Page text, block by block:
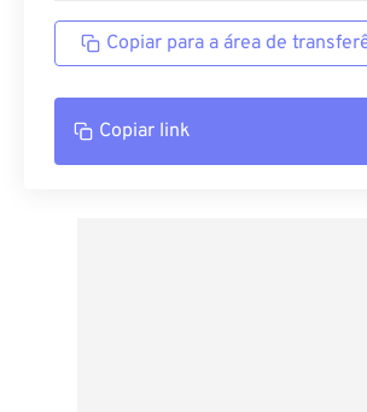
Copiar para a área de
Copiar link